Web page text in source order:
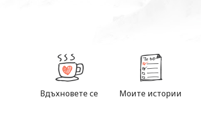
Вдъхновете се Моите истории